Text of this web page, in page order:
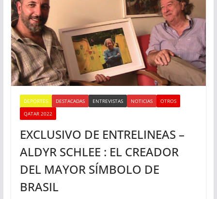
DEPORTES DESTACADAS ENTREVISTAS NOTICIAS
OTROS
QATAR 2022
EXCLUSIVO DE ENTRELINEAS –
ALDYR SCHLEE : EL CREADOR
DEL MAYOR SÍMBOLO DE
BRASIL